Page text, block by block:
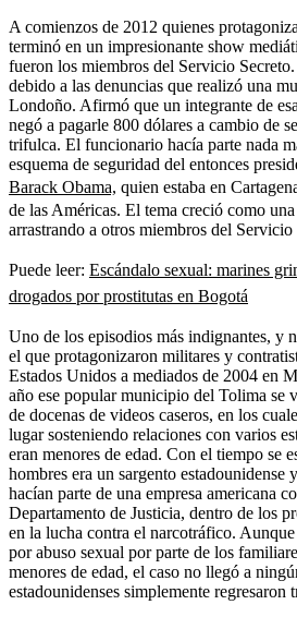
A comienzos de 2012 quienes
terminó en un impresionante show
fueron los miembros del Servicio
debido a las denuncias que realizó una
Londoño. Afirmó que un integrante de
negó a pagarle 800 dólares a cambio de
trifulca. El funcionario hacía parte nada
esquema de seguridad del entonces
Barack Obama, quien estaba en
de las Américas. El tema creció como
arrastrando a otros miembros del Servicio
Puede leer: Escándalo sexual: marines
drogados por prostitutas en Bogotá
Uno de los episodios más indignantes, y
el que protagonizaron militares y
Estados Unidos a mediados de 2004 en
año ese popular municipio del Tolima se
de docenas de videos caseros, en los
lugar sosteniendo relaciones con varios
eran menores de edad. Con el tiempo se
hombres era un sargento estadounidense
hacían parte de una empresa americana
Departamento de Justicia, dentro de los
en la lucha contra el narcotráfico.
por abuso sexual por parte de los
menores de edad, el caso no llegó a
estadounidenses simplemente regresaron